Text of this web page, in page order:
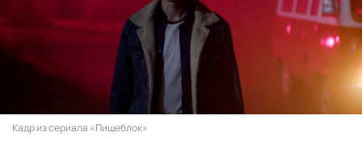
Кадр из сериала «Пищеблок»